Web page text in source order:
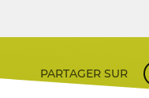
PARTAGER SUR